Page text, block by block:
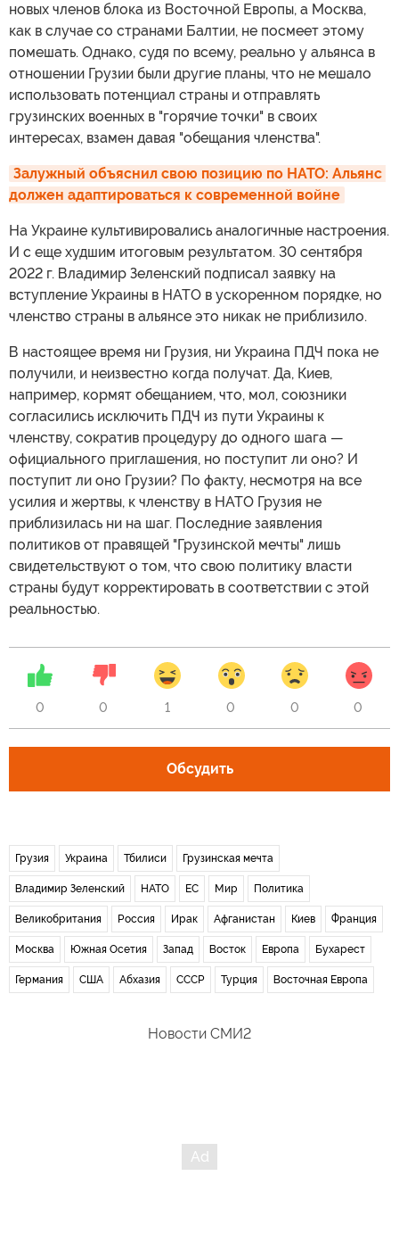
новых членов блока из Восточной Европы, а Москва,
как в случае со странами Балтии, не посмеет этому
помешать. Однако, судя по всему, реально у альянса в
отношении Грузии были другие планы, что не мешало
использовать потенциал страны и отправлять
грузинских военных в "горячие точки" в своих
интересах, взамен давая "обещания членства".
Залужный объяснил свою позицию по НАТО: Альянс
должен адаптироваться к современной войне
На Украине культивировались аналогичные настроения.
И с еще худшим итоговым результатом. 30 сентября
2022 г. Владимир Зеленский подписал заявку на
вступление Украины в НАТО в ускоренном порядке, но
членство страны в альянсе это никак не приблизило.
В настоящее время ни Грузия, ни Украина ПДЧ пока не
получили, и неизвестно когда получат. Да, Киев,
например, кормят обещанием, что, мол, союзники
согласились исключить ПДЧ из пути Украины к
членству, сократив процедуру до одного шага —
официального приглашения, но поступит ли оно? И
поступит ли оно Грузии? По факту, несмотря на все
усилия и жертвы, к членству в НАТО Грузия не
приблизилась ни на шаг. Последние заявления
политиков от правящей "Грузинской мечты" лишь
свидетельствуют о том, что свою политику власти
страны будут корректировать в соответствии с этой
реальностью.
0 0 1 0 0 0
Обсудить
Грузия Украина Тбилиси Грузинская мечта
Владимир Зеленский НАТО ЕС Мир Политика
Великобритания Россия Ирак Афганистан Киев Франция
Москва Южная Осетия Запад Восток Европа Бухарест
Германия США Абхазия СССР Турция Восточная Европа
Новости СМИ2